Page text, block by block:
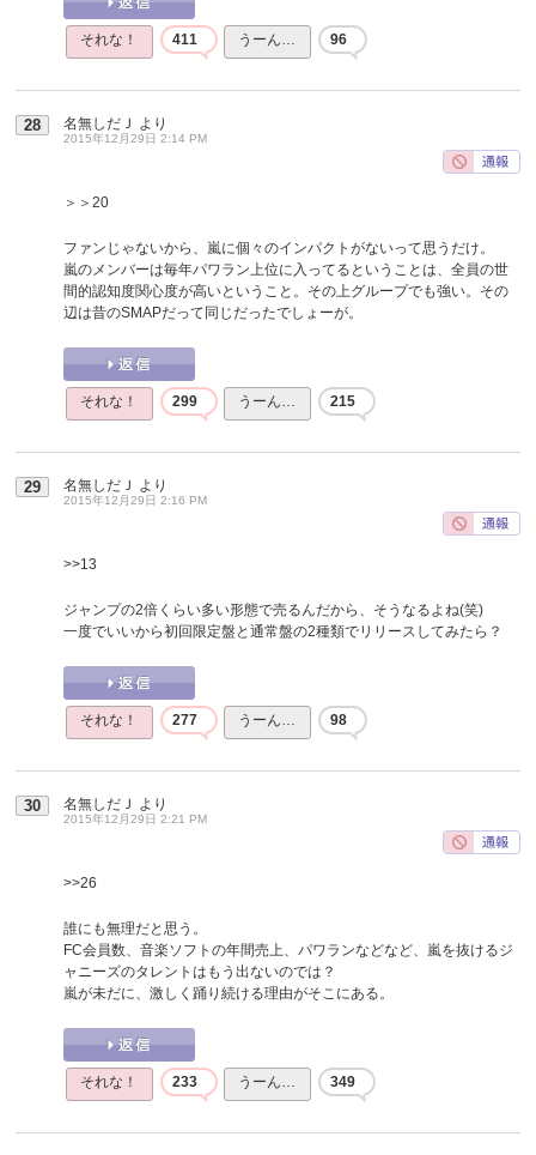
それな！ 411 うーん… 96
28 名無しだＪ より
2015年12月29日 2:14 PM
＞＞20
ファンじゃないから、嵐に個々のインパクトがないって思うだけ。
嵐のメンバーは毎年パワラン上位に入ってるということは、全員の世
間的認知度関心度が高いということ。その上グループでも強い。その
辺は昔のSMAPだって同じだったでしょーが。
それな！ 299 うーん… 215
29 名無しだＪ より
2015年12月29日 2:16 PM
>>13
ジャンプの2倍くらい多い形態で売るんだから、そうなるよね(笑)
一度でいいから初回限定盤と通常盤の2種類でリリースしてみたら？
それな！ 277 うーん… 98
30 名無しだＪ より
2015年12月29日 2:21 PM
>>26
誰にも無理だと思う。
FC会員数、音楽ソフトの年間売上、パワランなどなど、嵐を抜けるジ
ャニーズのタレントはもう出ないのでは？
嵐が未だに、激しく踊り続ける理由がそこにある。
それな！ 233 うーん… 349